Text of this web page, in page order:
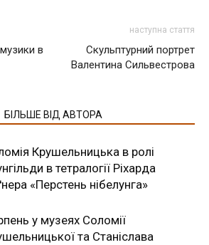
в
наступна стаття
Скульптурний портрет
Валентина Сильвестрова
БІЛЬШЕ ВІД АВТОРА
Крушельницька в ролі
в тетралогії Ріхарда
«Перстень нібелунга»
у музеях Соломії
та Станіслава